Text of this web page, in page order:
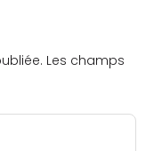
Les champs